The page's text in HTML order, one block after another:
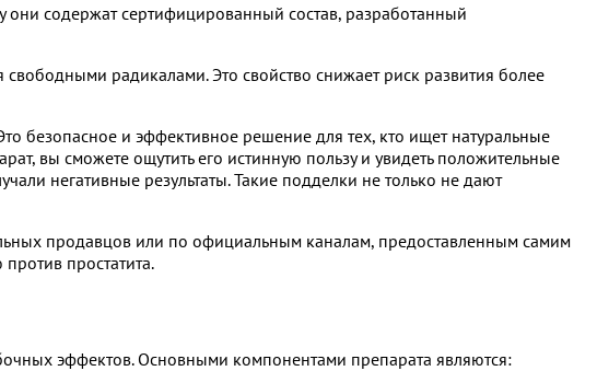
они содержат сертифицированный состав, разработанный
радикалами. Это свойство снижает риск развития более
безопасное и эффективное решение для тех, кто ищет натуральные
вы сможете ощутить его истинную пользу и увидеть положительные
негативные результаты. Такие подделки не только не дают
продавцов или по официальным каналам, предоставленным самим
простатита.
эффектов. Основными компонентами препарата являются: